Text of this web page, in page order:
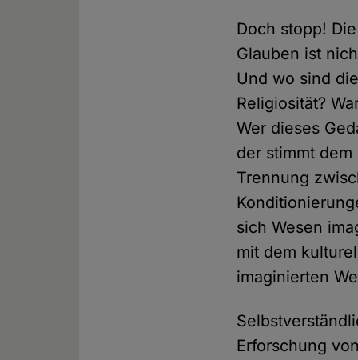
Doch stopp!
Glauben ist
Und wo sind
Religiosität?
Wer dieses
der stimmt
Trennung
sich Wesen
mit dem
imaginierten
Erforschung